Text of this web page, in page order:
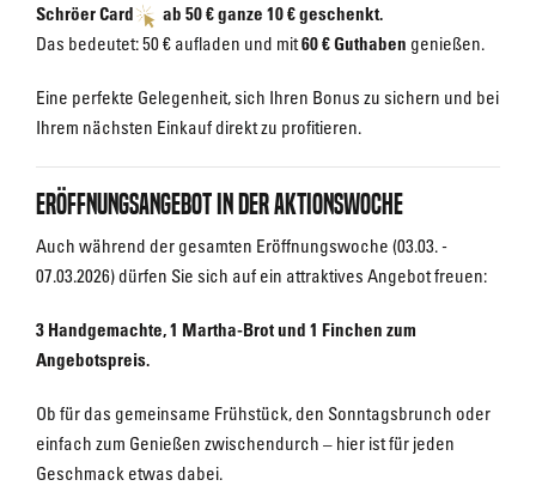
Schröer Card
ab 50 € ganze 10 € geschenkt.
Das bedeutet: 50 € aufladen und mit60 € Guthaben genießen.
Eine perfekte Gelegenheit, sich Ihren Bonus zu sichern und bei
Ihrem nächsten Einkauf direkt zu profitieren.
Eröffnungsangebot in der Aktionswoche
Auch während der gesamten Eröffnungswoche (03.03. -
07.03.2026) dürfen Sie sich auf ein attraktives Angebot freuen:
3 Handgemachte, 1 Martha-Brot und 1 Finchen zum
Angebotspreis.
Ob für das gemeinsame Frühstück, den Sonntagsbrunch oder
einfach zum Genießen zwischendurch – hier ist für jeden
Geschmack etwas dabei.